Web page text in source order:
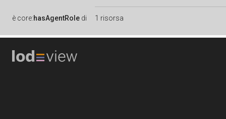
è core:hasAgentRole di 1 risorsa